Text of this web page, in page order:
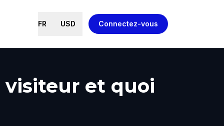
FR USD Connectez-vous
visiteur et quoi